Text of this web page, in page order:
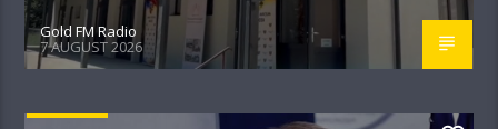
Gold FM Radio
7 AUGUST 2026